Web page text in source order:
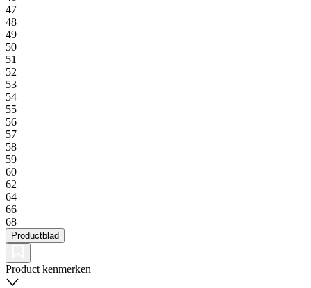
47
48
49
50
51
52
53
54
55
56
57
58
59
60
62
64
66
68
Productblad
Product kenmerken